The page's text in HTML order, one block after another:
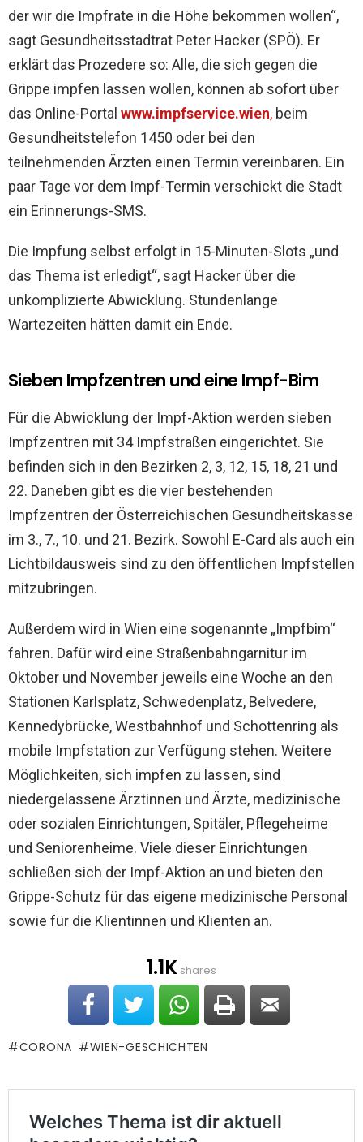
der wir die Impfrate in die Höhe bekommen wollen“,
sagt Gesundheitsstadtrat Peter Hacker (SPÖ). Er
erklärt das Prozedere so: Alle, die sich gegen die
Grippe impfen lassen wollen, können ab sofort über
das Online-Portal www.impfservice.wien, beim
Gesundheitstelefon 1450 oder bei den
teilnehmenden Ärzten einen Termin vereinbaren. Ein
paar Tage vor dem Impf-Termin verschickt die Stadt
ein Erinnerungs-SMS.
Die Impfung selbst erfolgt in 15-Minuten-Slots „und
das Thema ist erledigt“, sagt Hacker über die
unkomplizierte Abwicklung. Stundenlange
Wartezeiten hätten damit ein Ende.
Sieben Impfzentren und eine Impf-Bim
Für die Abwicklung der Impf-Aktion werden sieben
Impfzentren mit 34 Impfstraßen eingerichtet. Sie
befinden sich in den Bezirken 2, 3, 12, 15, 18, 21 und
22. Daneben gibt es die vier bestehenden
Impfzentren der Österreichischen Gesundheitskasse
im 3., 7., 10. und 21. Bezirk. Sowohl E-Card als auch ein
Lichtbildausweis sind zu den öffentlichen Impfstellen
mitzubringen.
Außerdem wird in Wien eine sogenannte „Impfbim“
fahren. Dafür wird eine Straßenbahngarnitur im
Oktober und November jeweils eine Woche an den
Stationen Karlsplatz, Schwedenplatz, Belvedere,
Kennedybrücke, Westbahnhof und Schottenring als
mobile Impfstation zur Verfügung stehen. Weitere
Möglichkeiten, sich impfen zu lassen, sind
niedergelassene Ärztinnen und Ärzte, medizinische
oder sozialen Einrichtungen, Spitäler, Pflegeheime
und Seniorenheime. Viele dieser Einrichtungen
schließen sich der Impf-Aktion an und bieten den
Grippe-Schutz für das eigene medizinische Personal
sowie für die Klientinnen und Klienten an.
1.1K shares
CORONA WIEN-GESCHICHTEN